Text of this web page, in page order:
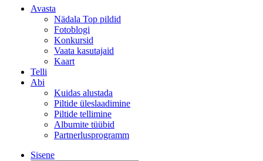
Avasta
Nädala Top pildid
Fotoblogi
Konkursid
Vaata kasutajaid
Kaart
Telli
Abi
Kuidas alustada
Piltide üleslaadimine
Piltide tellimine
Albumite tüübid
Partnerlusprogramm
Sisene